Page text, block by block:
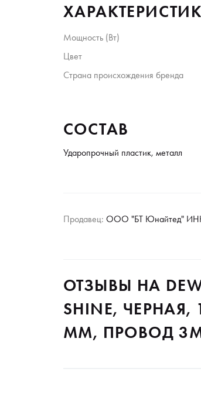
Мощность (Вт)
Цвет
Страна происхождения бренда
СОСТАВ
Ударопрочный пластик, металл
Продавец: ООО "БТ Юнайтед"
ОТЗЫВЫ НА
SHINE,
ММ, ПРОВОД